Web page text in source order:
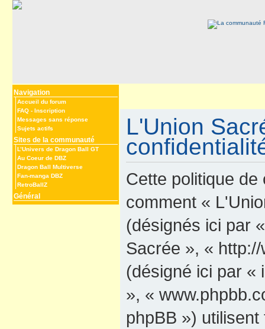
Navigation
Accueil du forum
FAQ - Inscription
Messages sans réponse
Sujets actifs
Sites de la communauté
L’Univers de Dragon Ball GT
Au Coeur de DBZ
Dragon Ball Multiverse
Fan-manga DBZ
RetroBallZ
Général
L'Union
Cette politique de
comment «
(désignés ici par
Sacrée », «
(désigné ici par «
», «
phpBB »)